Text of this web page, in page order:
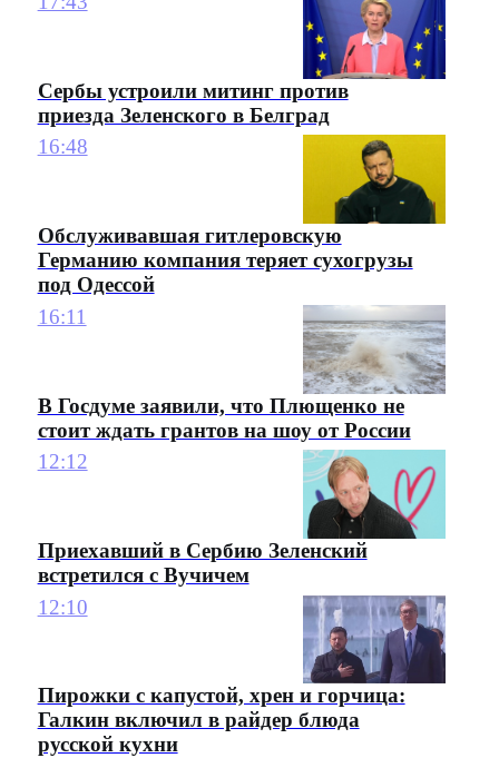
Сербы устроили митинг против
приезда Зеленского в Белград
16:48
Обслуживавшая гитлеровскую
Германию компания теряет сухогрузы
под Одессой
16:11
В Госдуме заявили, что Плющенко не
стоит ждать грантов на шоу от России
12:12
Приехавший в Сербию Зеленский
встретился с Вучичем
12:10
Пирожки с капустой, хрен и горчица:
Галкин включил в райдер блюда
русской кухни